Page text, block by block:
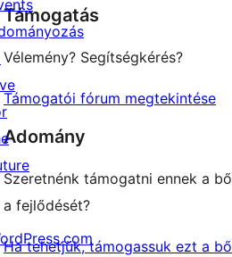
reviews
Támogatás
Vélemény? Segítségkérés?
Támogatói fórum megtekintése
Adomány
Szeretnénk támogatni ennek a
a fejlődését?
Ha tehetjük, támogassuk ezt a